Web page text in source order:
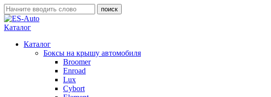
Каталог
Каталог
Боксы на крышу автомобиля
Broomer
Enroad
Lux
Cybort